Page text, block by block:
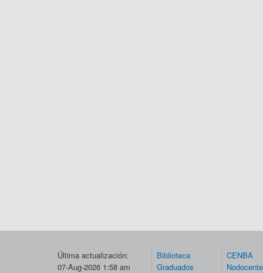
Última actualización:
07-Aug-2026 1:58 am
Biblioteca
Graduados
CENBA